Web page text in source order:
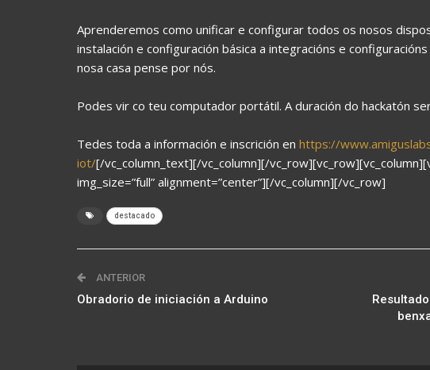
Aprenderemos como unificar e configurar todos os nosos
instalación e configuración básica a integracións e
nosa casa pense por nós.
Podes vir co teu computador portátil. A duración do hackatón
Tedes toda a información e inscrición en https://
iot/[/vc_column_text][/vc_column][/
img_size=”full” alignment=”center”][/vc_column][/vc_row]
destacado
ANTERIOR
Obradorio de iniciación a Arduino